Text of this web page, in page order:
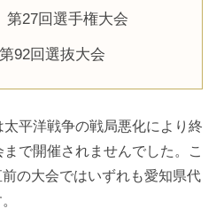
第27回選手権大会
92回選抜大会
平洋戦争の戦局悪化により終
で開催されませんでした。こ
の大会ではいずれも愛知県代